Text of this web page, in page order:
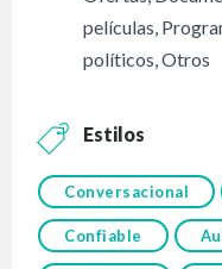
películas,
políticos,Otros
Estilos
Conversacional
Confiable